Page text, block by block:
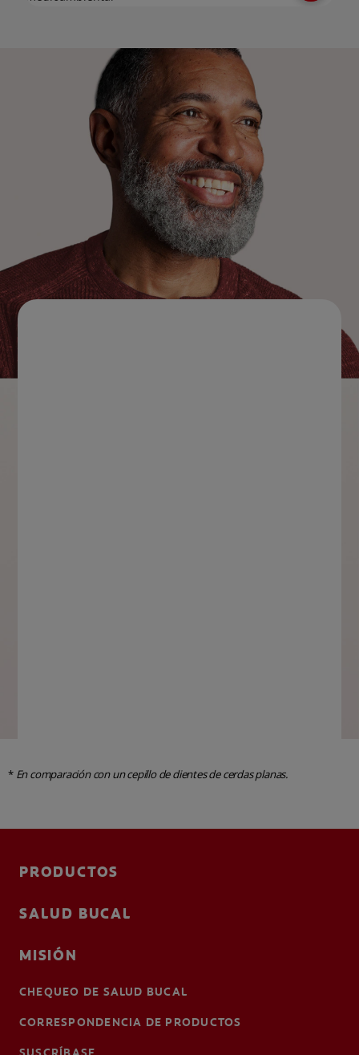
* En comparación con un cepillo de dientes de cerdas planas.
PRODUCTOS
SALUD BUCAL
MISIÓN
CHEQUEO DE SALUD BUCAL
CORRESPONDENCIA DE PRODUCTOS